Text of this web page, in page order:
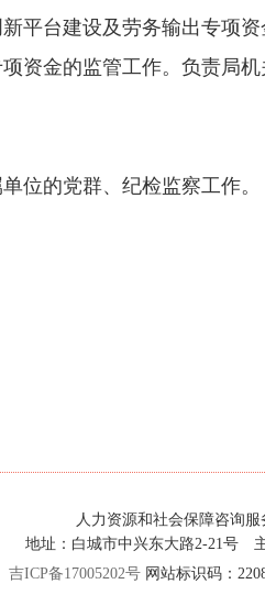
平台建设及劳务输出专项
资金的监管工作。负责局
的党群、纪检监察工作。
人力资源和社会保障咨询
地址：白城市中兴东大路2-21号
吉ICP备17005202号 网站标识码：